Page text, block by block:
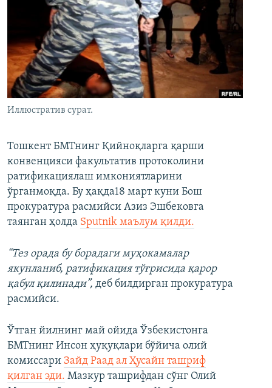
Иллюстратив сурат.
Тошкент БМТнинг Қийноқларга қарши
конвенцияси факультатив протоколини
ратификациялаш имкониятларини
ўрганмоқда. Бу ҳақда18 март куни Бош
прокуратура расмийси Азиз Эшбековга
таянган ҳолда Sputnik маълум қилди.
“Тез орада бу борадаги муҳокамалар
якунланиб, ратификация тўғрисида қарор
қабул қилинади”, деб билдирган прокуратура
расмийси.
Ўтган йилнинг май ойида Ўзбекистонга
БМТнинг Инсон ҳуқуқлари бўйича олий
комиссари Зайд Раад ал Ҳусайн ташриф
қилган эди. Мазкур ташрифдан сўнг Олий